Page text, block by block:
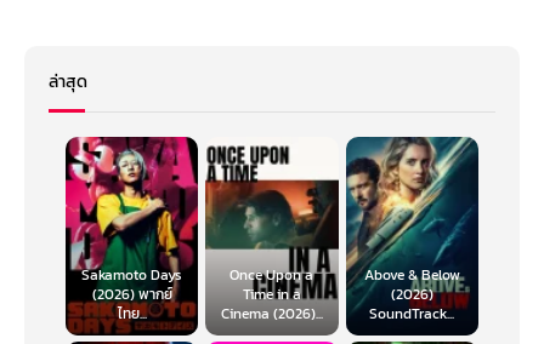
ล่าสุด
Sakamoto Days
(2026) พากย์
ไทย...
Once Upon a
Time in a
Cinema (2026)...
Above & Below
(2026)
SoundTrack...